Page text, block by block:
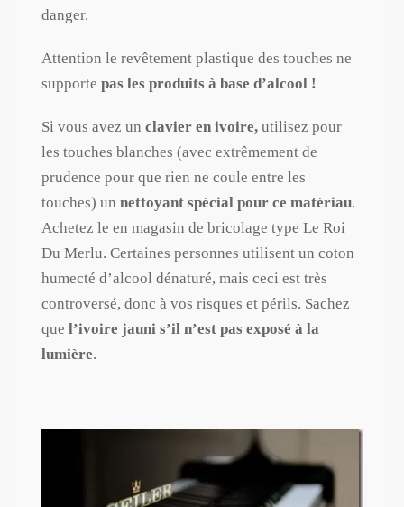
danger.
Attention le revêtement plastique des touches ne
supporte pas les produits à base d’alcool !
Si vous avez un clavier en ivoire, utilisez pour
les touches blanches (avec extrêmement de
prudence pour que rien ne coule entre les
touches) un nettoyant spécial pour ce matériau.
Achetez le en magasin de bricolage type Le Roi
Du Merlu. Certaines personnes utilisent un coton
humecté d’alcool dénaturé, mais ceci est très
controversé, donc à vos risques et périls. Sachez
que l’ivoire jauni s’il n’est pas exposé à la
lumière.